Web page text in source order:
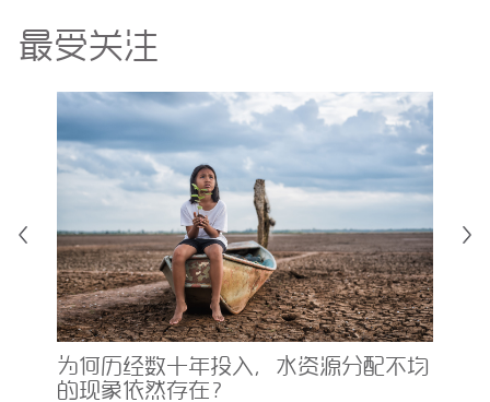
最受关注
为何历经数十年投入，水资源分配不均
的现象依然存在？